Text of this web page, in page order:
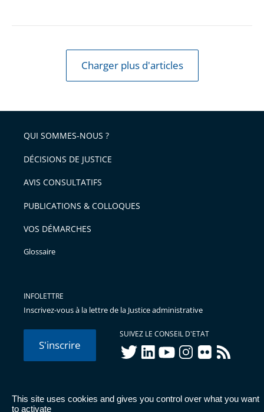
This site uses cookies and gives you control over what you want
to activate
Charger plus d'articles
QUI SOMMES-NOUS ?
DÉCISIONS DE JUSTICE
AVIS CONSULTATIFS
PUBLICATIONS & COLLOQUES
VOS DÉMARCHES
Glossaire
INFOLETTRE
Inscrivez-vous à la lettre de la Justice administrative
S'inscrire
SUIVEZ LE CONSEIL D'ETAT
twitterlinkedInyoutubeinstagram
flickr rss
© Conseil d'État 2026 - Mentions légales
Données